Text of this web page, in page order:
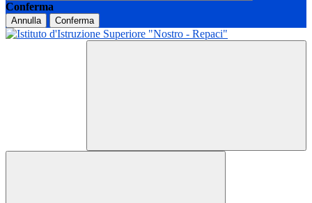
Conferma
Annulla Conferma